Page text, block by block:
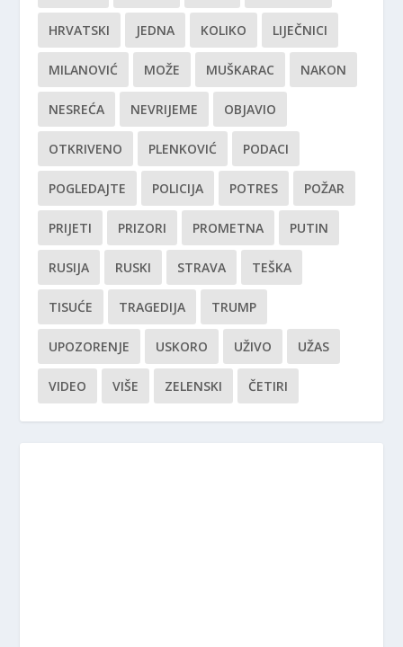
HRVATSKI JEDNA KOLIKO LIJEČNICI
MILANOVIĆ MOŽE MUŠKARAC NAKON
NESREĆA NEVRIJEME OBJAVIO
OTKRIVENO PLENKOVIĆ PODACI
POGLEDAJTE POLICIJA POTRES POŽAR
PRIJETI PRIZORI PROMETNA PUTIN
RUSIJA RUSKI STRAVA TEŠKA
TISUĆE TRAGEDIJA TRUMP
UPOZORENJE USKORO UŽIVO UŽAS
VIDEO VIŠE ZELENSKI ČETIRI